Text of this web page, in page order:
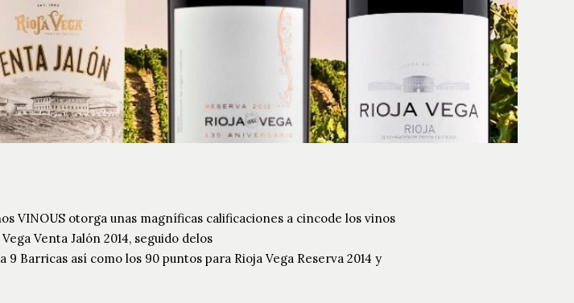
VINOUS otorga unas magníficas calificaciones a cincode los vinos
Venta Jalón 2014, seguido delos
9 Barricas así como los 90 puntos para Rioja Vega Reserva 2014 y